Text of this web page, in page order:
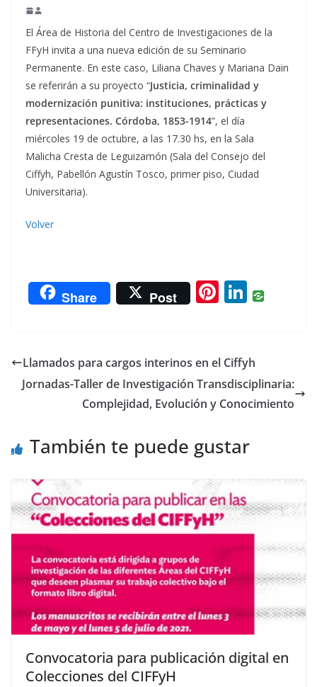
El Área de Historia del Centro de Investigaciones de la
FFyH invita a una nueva edición de su Seminario
Permanente. En este caso, Liliana Chaves y Mariana Dain
se referirán a su proyecto “Justicia, criminalidad y
modernización punitiva: instituciones, prácticas y
representaciones. Córdoba, 1853-1914”, el día
miércoles 19 de octubre, a las 17.30 hs, en la Sala
Malicha Cresta de Leguizamón (Sala del Consejo del
Ciffyh, Pabellón Agustín Tosco, primer piso, Ciudad
Universitaria).
Volver
Share Post Pi
e
st
Li
e
dI
n
Llamados para cargos interinos en el Ciffyh
Jornadas-Taller de Investigación Transdisciplinaria:
Complejidad, Evolución y Conocimiento
También te puede gustar
Convocatoria para publicación digital en
Colecciones del CIFFyH